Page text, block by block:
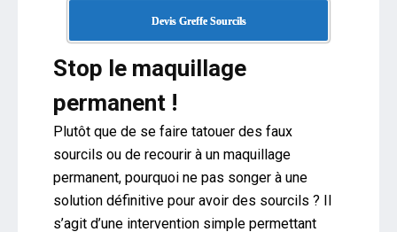
Devis Greffe Sourcils
Stop le maquillage
permanent !
Plutôt que de se faire tatouer des faux
sourcils ou de recourir à un maquillage
permanent, pourquoi ne pas songer à une
solution définitive pour avoir des sourcils ? Il
s’agit d’une intervention simple permettant